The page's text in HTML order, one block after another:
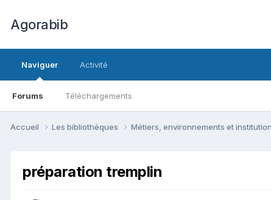
Agorabib
Naviguer
Forums Téléchargements
Activité
Accueil Les bibliothèques Métiers, environnements et
préparation tremplin